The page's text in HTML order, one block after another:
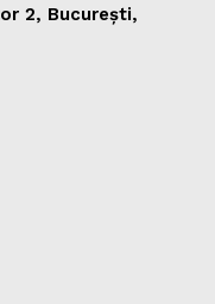
2, București,